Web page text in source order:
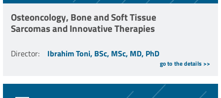
Osteoncology, Bone and Soft Tissue
Sarcomas and Innovative Therapies
Director: Ibrahim Toni, BSc, MSc, MD, PhD
go to the details >>